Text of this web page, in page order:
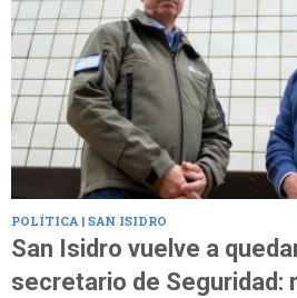
POLÍTICA | SAN ISIDRO
San Isidro vuelve a
secretario de Seguridad: